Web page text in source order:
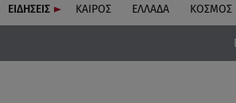
ΕΙΔΗΣΕΙΣ ΚΑΙΡΟΣ ΕΛΛΑΔΑ ΚΟΣΜΟΣ